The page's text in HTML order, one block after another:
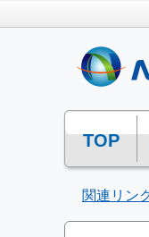
TOP
関連リン